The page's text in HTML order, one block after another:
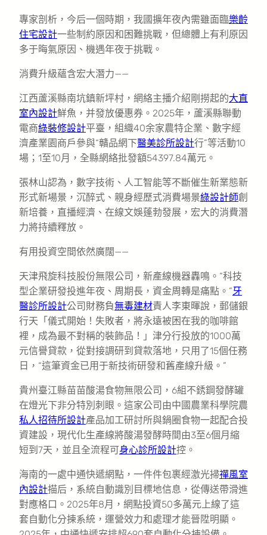
專家剖析，今后一個時期，我國擴年夜內需雖面臨樂齡
住宅設計一些制約原因和困難挑戰，但總體上有利原因
多于晦氣原因、機遇年夜于挑戰。
消費升級蘊含宏大潛力——
江西蘆溪縣南坑鎮新坪村，網絡主播介紹剛撈起的大直
室內設計鮮魚，并發放優惠券。2025年，蘆溪縣聯動
電商綠裝修設計平臺，組織40余家農特企業、數字經
濟產業園商戶參與“贛品網下醫美診所設計行”等活動10
場；1至10月，全縣網絡批發額54397.84萬元。
張林山認為，數字技術、人工智能等不斷催生新業態新
形式新場景，沉醉式、親身經歷式消費場景綠設計師創
新培養，直播經濟、在線文娛蓬勃發展，宏大的消費潛
力將持續釋放。
有用投資空間依然廣闊——
天津飛旋科技股份無限公司，新產線機器轟鳴。“科技
型企業研發投進年夜、周期長，資金周轉是痛點。”牙
醫診所設計公司財務負無毒建材責人李東暉說，郵儲銀
行天「儀式開始！失敗者，將永遠被困在我的咖啡館
裡，成為最不對稱的裝飾品！」津分行投放的1000萬
元信譽貸款，從對接調研到貸款落地，只用了15個任務
日，“這筆資金已用于新技術研發和舊產線升級。”
貴州臺江縣苗苗酸湯食物無限公司，6組不銹鋼發酵罐
在燈光下非分特別刺眼。這家公司由中國農業科學院農
私人招待所設計產品加工研討所與鍋圈食物一起配合投
資建設，現代化生產線將酸湯發酵時間由3至6個月縮
短到7天，並且全流程可身心診所設計控。
海南的一處中通快遞網點，一件件包裹經激光掃禪風室
內設計描后，系統自動識別目標地信息，從傳送帶滑進
對應格口。2025年8月，網點投資50多萬元上線了這
套自動化分揀系統，運營效力和處理才能晉陞明顯。